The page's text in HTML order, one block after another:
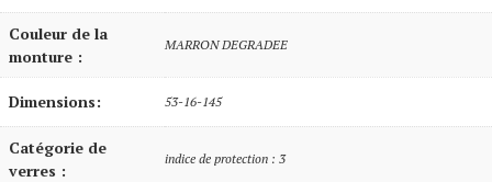
Couleur de la
monture :
MARRON DEGRADEE
Dimensions: 53-16-145
Catégorie de
verres :
indice de protection : 3